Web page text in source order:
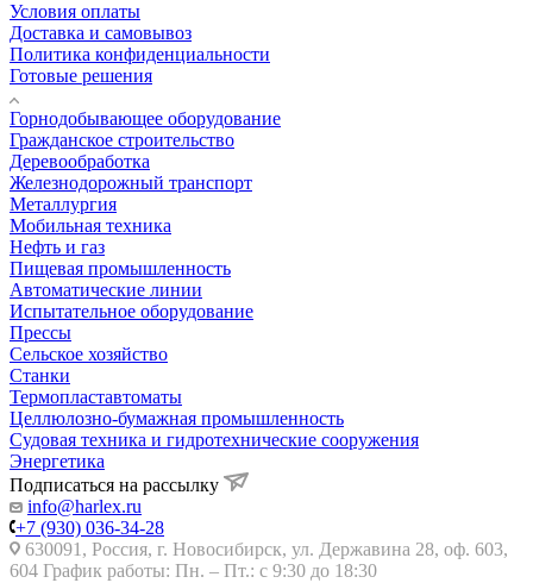
Условия оплаты
Доставка и самовывоз
Политика конфиденциальности
Готовые решения
Горнодобывающее оборудование
Гражданское строительство
Деревообработка
Железнодорожный транспорт
Металлургия
Мобильная техника
Нефть и газ
Пищевая промышленность
Автоматические линии
Испытательное оборудование
Прессы
Сельское хозяйство
Станки
Термопластавтоматы
Целлюлозно-бумажная промышленность
Судовая техника и гидротехнические сооружения
Энергетика
Подписаться на рассылку
info@harlex.ru
+7 (930) 036-34-28
630091, Россия, г. Новосибирск, ул. Державина 28, оф. 603,
604 График работы: Пн. – Пт.: с 9:30 до 18:30